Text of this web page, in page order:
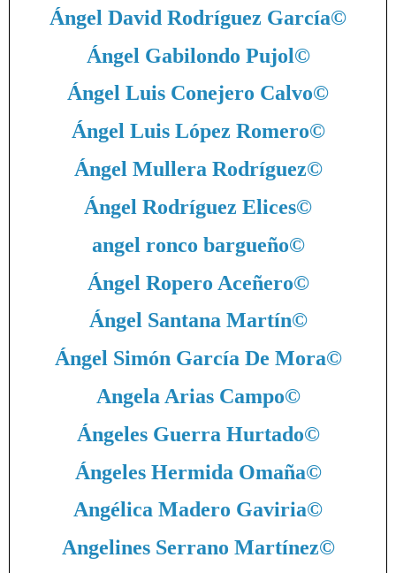
Ángel David Rodríguez García©
Ángel Gabilondo Pujol©
Ángel Luis Conejero Calvo©
Ángel Luis López Romero©
Ángel Mullera Rodríguez©
Ángel Rodríguez Elices©
angel ronco bargueño©
Ángel Ropero Aceñero©
Ángel Santana Martín©
Ángel Simón García De Mora©
Angela Arias Campo©
Ángeles Guerra Hurtado©
Ángeles Hermida Omaña©
Angélica Madero Gaviria©
Angelines Serrano Martínez©